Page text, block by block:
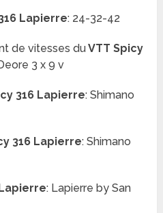
Lapierre: 24-32-42
de vitesses duVTT Spicy
3 x 9 v
316 Lapierre: Shimano
316 Lapierre: Shimano
: Lapierre by San